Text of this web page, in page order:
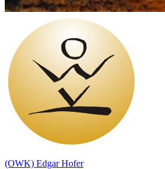
(OWK) Edgar Hofer